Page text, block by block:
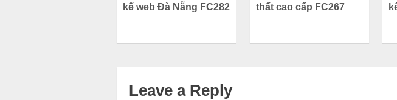
kế web Đà Nẵng FC282
thất cao cấp FC267
Leave a Reply